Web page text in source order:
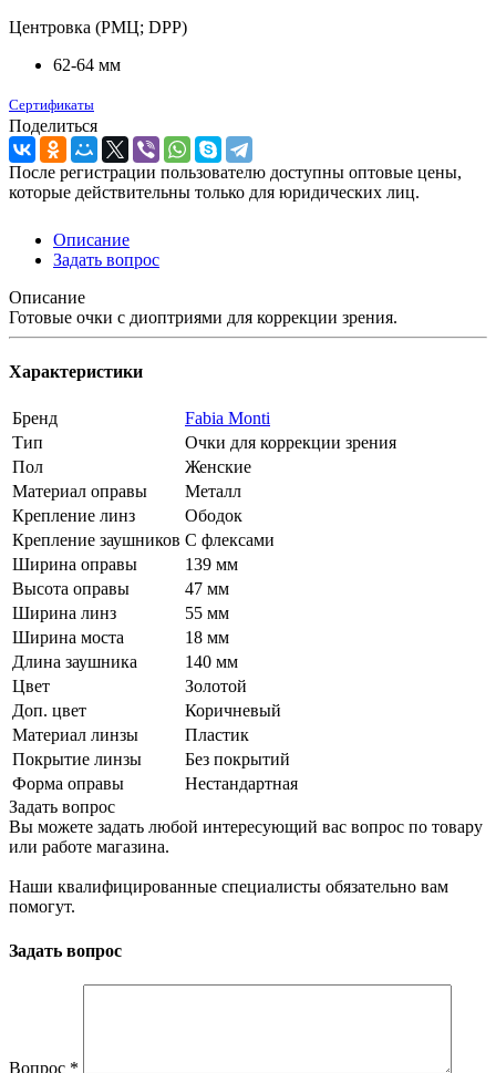
Центровка (РМЦ; DPP)
62-64 мм
Сертификаты
Поделиться
После регистрации пользователю доступны оптовые цены,
которые действительны только для юридических лиц.
Описание
Задать вопрос
Описание
Готовые очки с диоптриями для коррекции зрения.
Характеристики
Бренд
Fabia Monti
Тип
Очки для коррекции зрения
Пол
Женские
Материал оправы
Металл
Крепление линз
Ободок
Крепление заушников С флексами
Ширина оправы
139 мм
Высота оправы
47 мм
Ширина линз
55 мм
Ширина моста
18 мм
Длина заушника
140 мм
Цвет
Золотой
Доп. цвет
Коричневый
Материал линзы
Пластик
Покрытие линзы
Без покрытий
Форма оправы
Нестандартная
Задать вопрос
Вы можете задать любой интересующий вас вопрос по товару
или работе магазина.
Наши квалифицированные специалисты обязательно вам
помогут.
Задать вопрос
Вопрос *